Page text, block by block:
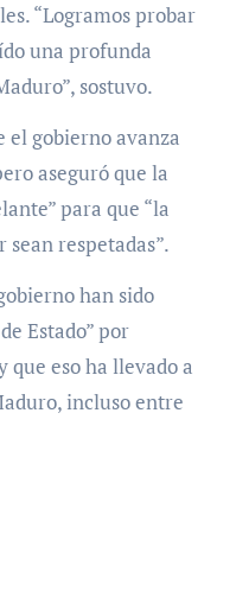
“Logramos probar
una profunda
sostuvo.
gobierno avanza
aseguró que la
para que “la
respetadas”.
han sido
Estado” por
eso ha llevado a
incluso entre